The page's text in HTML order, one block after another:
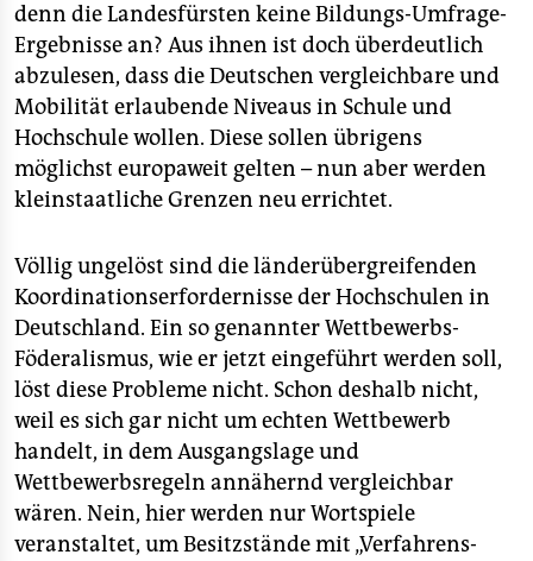
denn die Landesfürsten keine Bildungs-Umfrage-
Ergebnisse an? Aus ihnen ist doch überdeutlich
abzulesen, dass die Deutschen vergleichbare und
Mobilität erlaubende Niveaus in Schule und
Hochschule wollen. Diese sollen übrigens
möglichst europaweit gelten – nun aber werden
kleinstaatliche Grenzen neu errichtet.
Völlig ungelöst sind die länderübergreifenden
Koordinationserfordernisse der Hochschulen in
Deutschland. Ein so genannter Wettbewerbs-
Föderalismus, wie er jetzt eingeführt werden soll,
löst diese Probleme nicht. Schon deshalb nicht,
weil es sich gar nicht um echten Wettbewerb
handelt, in dem Ausgangslage und
Wettbewerbsregeln annähernd vergleichbar
wären. Nein, hier werden nur Wortspiele
veranstaltet, um Besitzstände mit „Verfahrens-